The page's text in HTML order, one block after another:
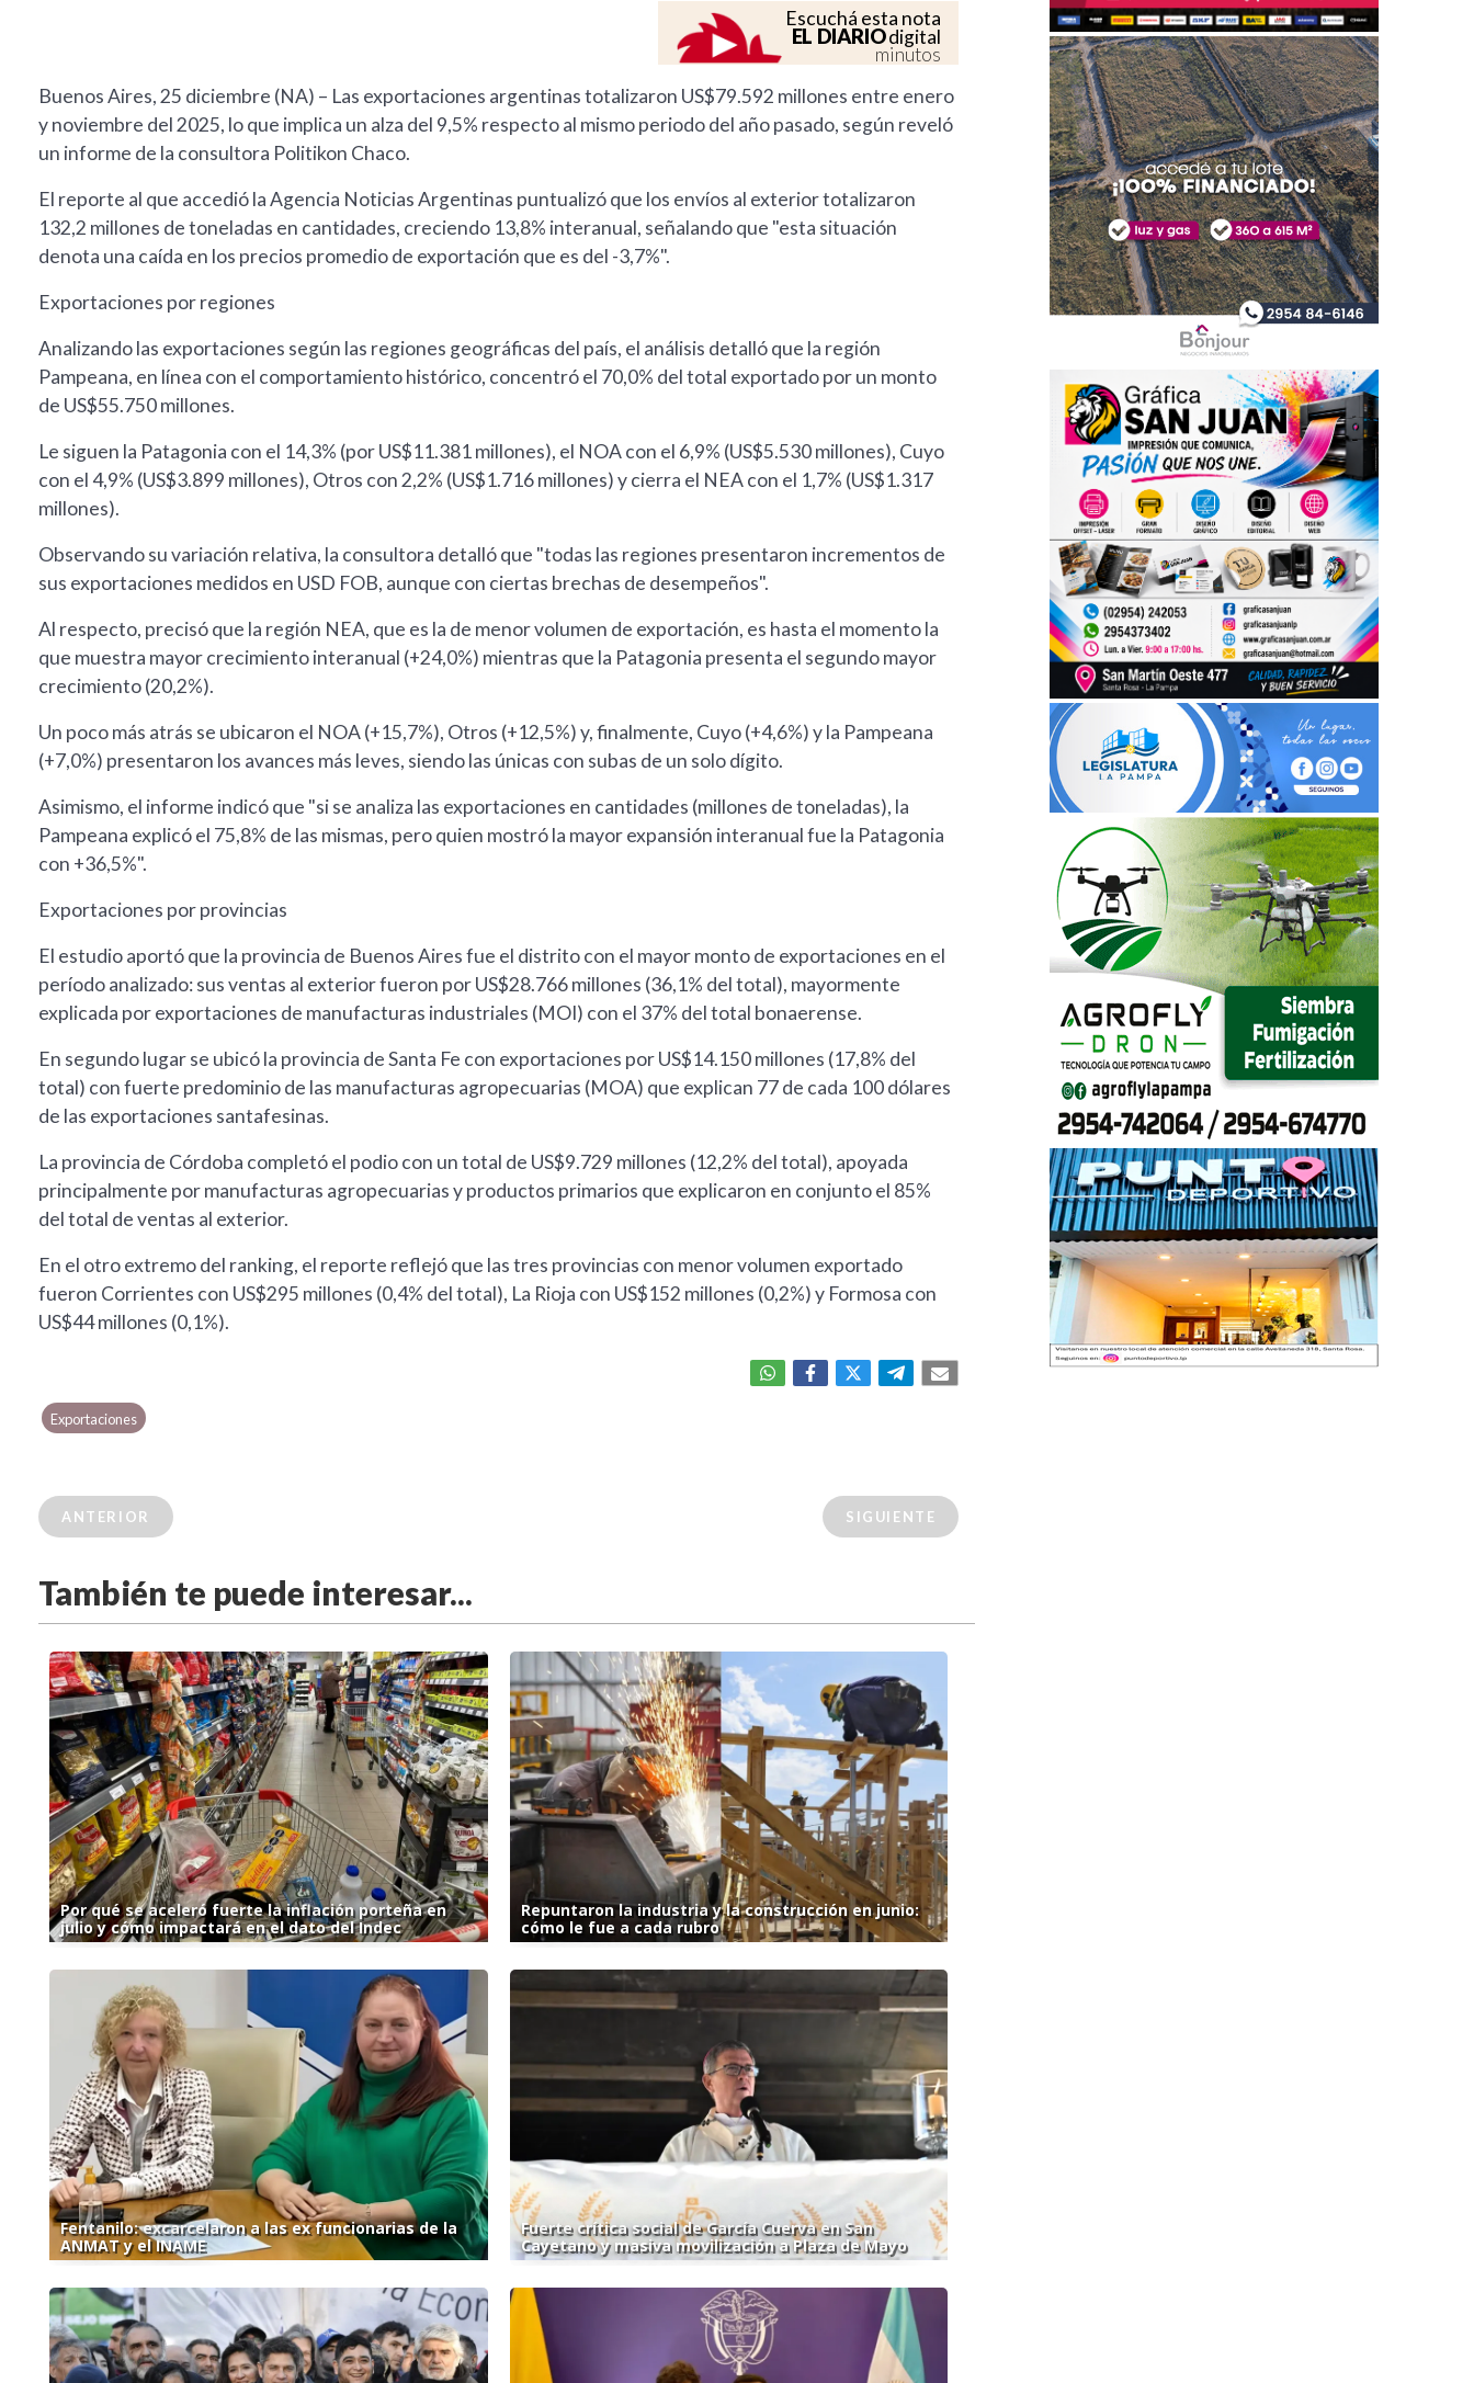
Escuchá esta nota
EL DIARIOdigital
minutos
Buenos Aires, 25 diciembre (NA) – Las exportaciones argentinas totalizaron US$79.592 millones entre enero
y noviembre del 2025, lo que implica un alza del 9,5% respecto al mismo periodo del año pasado, según reveló
un informe de la consultora Politikon Chaco.
El reporte al que accedió la Agencia Noticias Argentinas puntualizó que los envíos al exterior totalizaron
132,2 millones de toneladas en cantidades, creciendo 13,8% interanual, señalando que "esta situación
denota una caída en los precios promedio de exportación que es del -3,7%".
Exportaciones por regiones
Analizando las exportaciones según las regiones geográficas del país, el análisis detalló que la región
Pampeana, en línea con el comportamiento histórico, concentró el 70,0% del total exportado por un monto
de US$55.750 millones.
Le siguen la Patagonia con el 14,3% (por US$11.381 millones), el NOA con el 6,9% (US$5.530 millones), Cuyo
con el 4,9% (US$3.899 millones), Otros con 2,2% (US$1.716 millones) y cierra el NEA con el 1,7% (US$1.317
millones).
Observando su variación relativa, la consultora detalló que "todas las regiones presentaron incrementos de
sus exportaciones medidos en USD FOB, aunque con ciertas brechas de desempeños".
Al respecto, precisó que la región NEA, que es la de menor volumen de exportación, es hasta el momento la
que muestra mayor crecimiento interanual (+24,0%) mientras que la Patagonia presenta el segundo mayor
crecimiento (20,2%).
Un poco más atrás se ubicaron el NOA (+15,7%), Otros (+12,5%) y, finalmente, Cuyo (+4,6%) y la Pampeana
(+7,0%) presentaron los avances más leves, siendo las únicas con subas de un solo dígito.
Asimismo, el informe indicó que "si se analiza las exportaciones en cantidades (millones de toneladas), la
Pampeana explicó el 75,8% de las mismas, pero quien mostró la mayor expansión interanual fue la Patagonia
con +36,5%".
Exportaciones por provincias
El estudio aportó que la provincia de Buenos Aires fue el distrito con el mayor monto de exportaciones en el
período analizado: sus ventas al exterior fueron por US$28.766 millones (36,1% del total), mayormente
explicada por exportaciones de manufacturas industriales (MOI) con el 37% del total bonaerense.
En segundo lugar se ubicó la provincia de Santa Fe con exportaciones por US$14.150 millones (17,8% del
total) con fuerte predominio de las manufacturas agropecuarias (MOA) que explican 77 de cada 100 dólares
de las exportaciones santafesinas.
La provincia de Córdoba completó el podio con un total de US$9.729 millones (12,2% del total), apoyada
principalmente por manufacturas agropecuarias y productos primarios que explicaron en conjunto el 85%
del total de ventas al exterior.
En el otro extremo del ranking, el reporte reflejó que las tres provincias con menor volumen exportado
fueron Corrientes con US$295 millones (0,4% del total), La Rioja con US$152 millones (0,2%) y Formosa con
US$44 millones (0,1%).
Exportaciones
ANTERIOR SIGUIENTE
También te puede interesar...
Por qué se aceleró fuerte la inflación porteña en
julio y cómo impactará en el dato del Indec
Repuntaron la industria y la construcción en junio:
cómo le fue a cada rubro
Fentanilo: excarcelaron a las ex funcionarias de la
ANMAT y el INAME
Fuerte crítica social de García Cuerva en San
Cayetano y masiva movilización a Plaza de Mayo